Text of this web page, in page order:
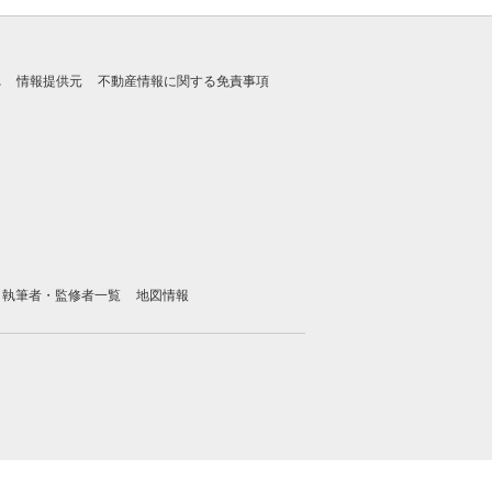
情報提供元 不動産情報に関する免責事項
執筆者・監修者一覧 地図情報